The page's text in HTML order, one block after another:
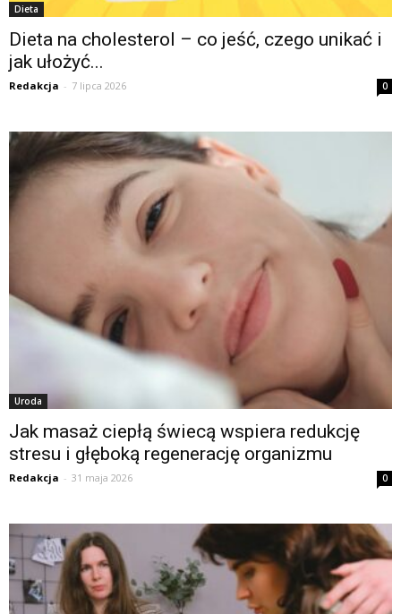
Dieta
Dieta na cholesterol – co jeść, czego unikać i
jak ułożyć...
Redakcja - 7 lipca 2026 0
Uroda
Jak masaż ciepłą świecą wspiera redukcję
stresu i głęboką regenerację organizmu
Redakcja - 31 maja 2026 0